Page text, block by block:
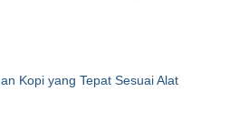
Kopi yang Tepat Sesuai Alat